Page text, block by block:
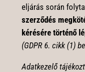
eljárás során
szerződés
kérésére történő
(GDPR 6. cikk (1)
Adatkezelő